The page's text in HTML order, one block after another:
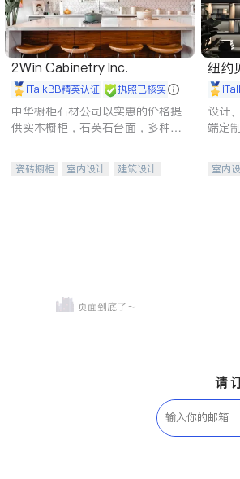
2Win Cabinetry Inc.
iTalkBB精英认证 执照已核实
中华橱柜石材公司以实惠的价格提
供实木橱柜，石英石台面，多种优
瓷砖橱柜 室内设计
建筑设计
纽约贝
E
设计
端定
室内
请